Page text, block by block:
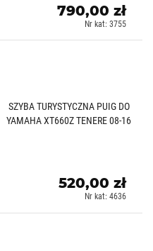
790,00 zł
Nr kat: 3755
SZYBA TURYSTYCZNA PUIG DO
YAMAHA XT660Z TENERE 08-16
520,00 zł
Nr kat: 4636